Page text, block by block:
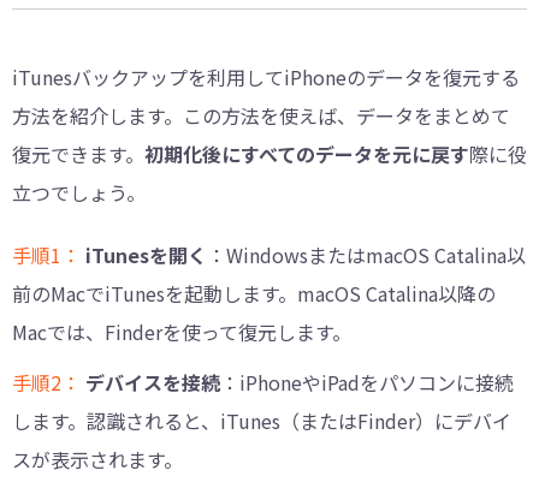
iTunesバックアップを利用してiPhoneのデータを復元する
方法を紹介します。この方法を使えば、データをまとめて
復元できます。 初期化後にすべてのデータを元に戻す際に役
立つでしょう。
手順1： iTunesを開く ：WindowsまたはmacOS Catalina以
前のMacでiTunesを起動します。macOS Catalina以降の
Macでは、Finderを使って復元します。
手順2： デバイスを接続 ：iPhoneやiPadをパソコンに接続
します。認識されると、iTunes（またはFinder）にデバイ
スが表示されます。